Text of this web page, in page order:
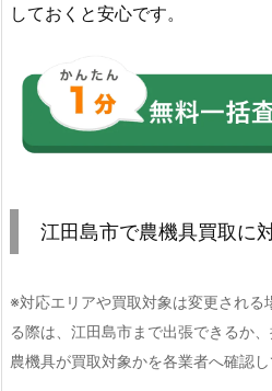
しておくと安心です。
江田島市で農機具買取に
※対応エリアや買取対象は変更される
る際は、江田島市まで出張できるか
農機具が買取対象かを各業者へ確認し